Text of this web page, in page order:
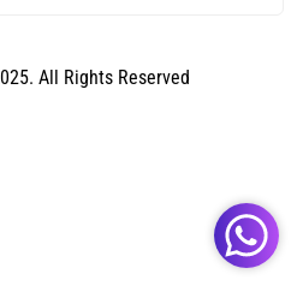
All Rights Reserved